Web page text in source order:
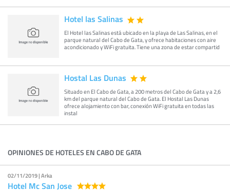
Hotel las Salinas
El Hotel las Salinas está ubicado en la playa de Las Salinas, en el
parque natural del Cabo de Gata, y ofrece habitaciones con aire
acondicionado y WiFi gratuita. Tiene una zona de estar compartid
Hostal Las Dunas
Situado en El Cabo de Gata, a 200 metros del Cabo de Gata y a 2,6
km del parque natural del Cabo de Gata. El Hostal Las Dunas
ofrece alojamiento con bar, conexión WiFi gratuita en todas las
instal
OPINIONES DE HOTELES EN CABO DE GATA
02/11/2019 | Arka
Hotel Mc San Jose